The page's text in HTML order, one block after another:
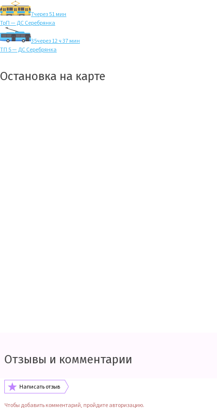
7через 51 мин
ТрП — ДС Серебрянка
35через 12 ч 37 мин
ТП 5 — ДС Серебрянка
Остановка на карте
Отзывы и комментарии
Написать отзыв
Чтобы добавить комментарий, пройдите авторизацию.